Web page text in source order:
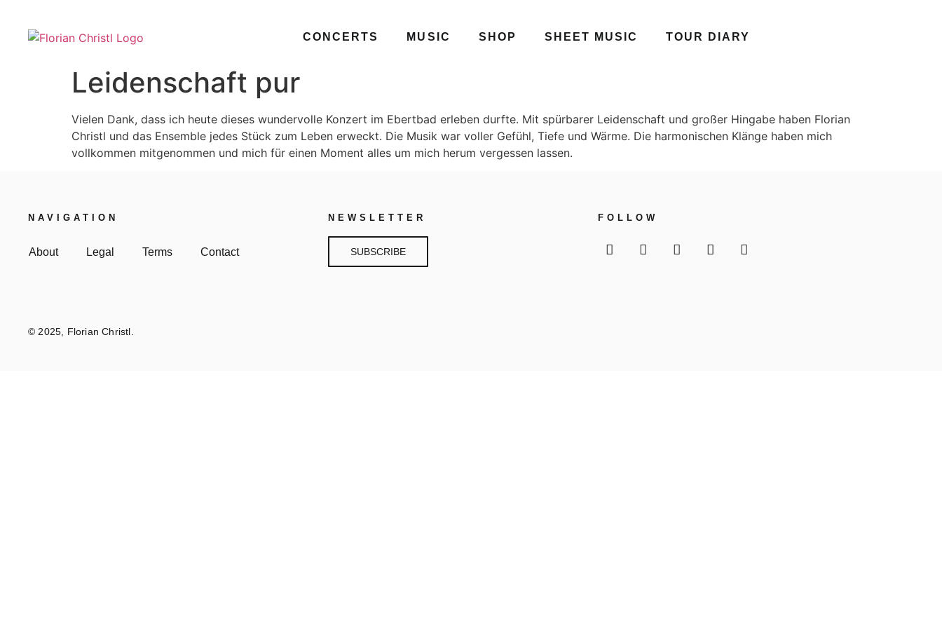
CONCERTS MUSIC SHOP SHEET MUSIC TOUR DIARY
Leidenschaft pur
Vielen Dank, dass ich heute dieses wundervolle Konzert im Ebertbad erleben durfte. Mit spürbarer Leidenschaft und großer Hingabe haben Florian
Christl und das Ensemble jedes Stück zum Leben erweckt. Die Musik war voller Gefühl, Tiefe und Wärme. Die harmonischen Klänge haben mich
vollkommen mitgenommen und mich für einen Moment alles um mich herum vergessen lassen.
NAVIGATION
About Legal Terms Contact
NEWSLETTER
SUBSCRIBE
FOLLOW
© 2025, Florian Christl.